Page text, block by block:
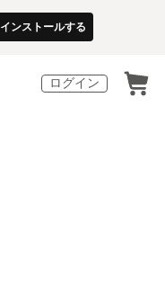
インストールする
ログイン